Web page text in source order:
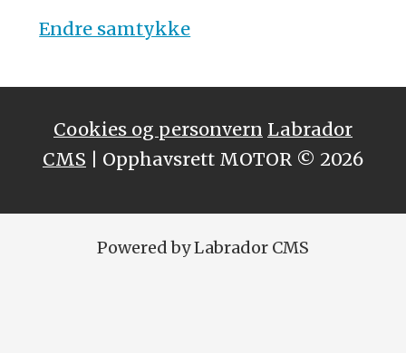
Endre samtykke
Cookies og personvern Labrador
CMS | Opphavsrett MOTOR © 2026
Powered by Labrador CMS